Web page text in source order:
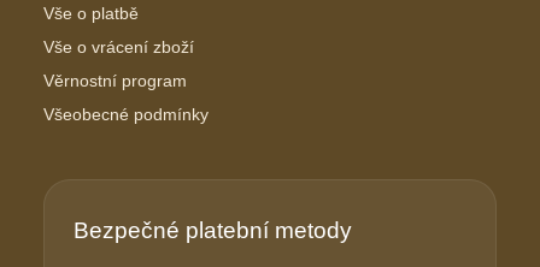
Vše o platbě
Vše o vrácení zboží
Věrnostní program
Všeobecné podmínky
Bezpečné platební metody